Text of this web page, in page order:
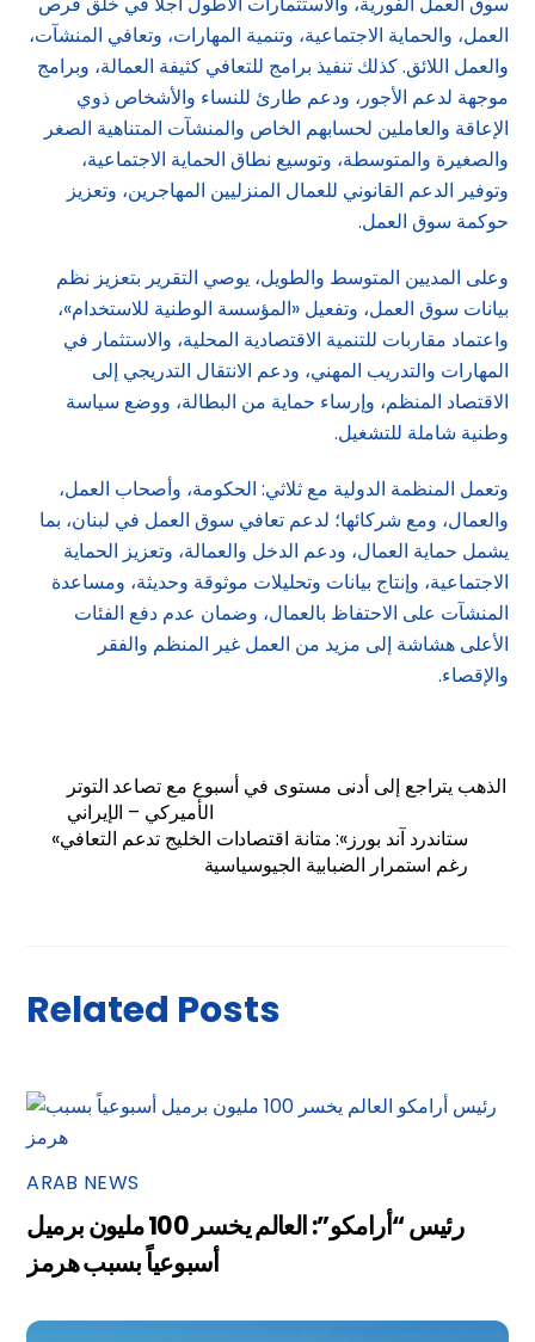
العمل، والحماية الاجتماعية، وتنمية المهارات، وتعافي المنشآت،
والعمل اللائق. كذلك تنفيذ برامج للتعافي كثيفة العمالة، وبرامج
موجهة لدعم الأجور، ودعم طارئ للنساء والأشخاص ذوي
الإعاقة والعاملين لحسابهم الخاص والمنشآت المتناهية الصغر
والصغيرة والمتوسطة، وتوسيع نطاق الحماية الاجتماعية،
وتوفير الدعم القانوني للعمال المنزليين المهاجرين، وتعزيز
حوكمة سوق العمل.
وعلى المديين المتوسط والطويل، يوصي التقرير بتعزيز نظم
بيانات سوق العمل، وتفعيل «المؤسسة الوطنية للاستخدام»،
واعتماد مقاربات للتنمية الاقتصادية المحلية، والاستثمار في
المهارات والتدريب المهني، ودعم الانتقال التدريجي إلى
الاقتصاد المنظم، وإرساء حماية من البطالة، ووضع سياسة
وطنية شاملة للتشغيل.
وتعمل المنظمة الدولية مع ثلاثي: الحكومة، وأصحاب العمل،
والعمال، ومع شركائها؛ لدعم تعافي سوق العمل في لبنان، بما
يشمل حماية العمال، ودعم الدخل والعمالة، وتعزيز الحماية
الاجتماعية، وإنتاج بيانات وتحليلات موثوقة وحديثة، ومساعدة
المنشآت على الاحتفاظ بالعمال، وضمان عدم دفع الفئات
الأعلى هشاشة إلى مزيد من العمل غير المنظم والفقر
والإقصاء.
الذهب يتراجع إلى أدنى مستوى في أسبوع مع تصاعد التوتر
الأميركي – الإيراني
«ستاندرد آند بورز»: متانة اقتصادات الخليج تدعم التعافي
رغم استمرار الضبابية الجيوسياسية
Related Posts
ARAB NEWS
رئيس “أرامكو”: العالم يخسر 100 مليون برميل
أسبوعياً بسبب هرمز